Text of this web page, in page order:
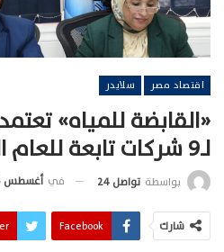
اقتصاد مصر سلايدر
«القابضة للمياه»
لـ9 شركات تابعة للعام المالي 2026/2027
بواسطة تواصل 24 في أغسطس 6, 2026
شارك Facebook